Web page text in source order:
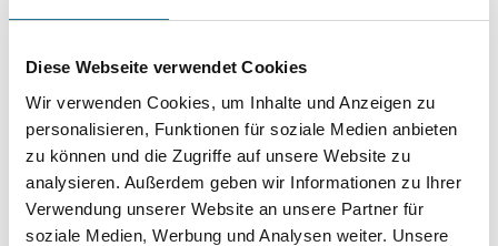
Diese Webseite verwendet Cookies
Wir verwenden Cookies, um Inhalte und Anzeigen zu
personalisieren, Funktionen für soziale Medien anbieten
zu können und die Zugriffe auf unsere Website zu
analysieren. Außerdem geben wir Informationen zu Ihrer
Verwendung unserer Website an unsere Partner für
soziale Medien, Werbung und Analysen weiter. Unsere
Länge in centimeter
Breite in centimeter